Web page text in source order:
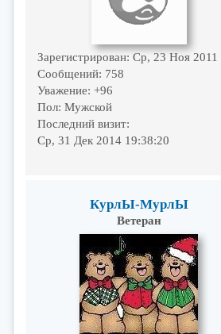
Зарегистрирован: Ср, 23 Ноя 2011
Сообщений: 758
Уважение: +96
Пол: Мужской
Последний визит:
Ср, 31 Дек 2014 19:38:20
КурлЫ-МурлЫ
Ветеран